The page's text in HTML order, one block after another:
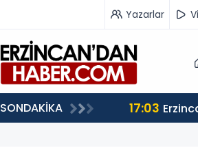
Yazarlar
SONDAKİKA 17:03